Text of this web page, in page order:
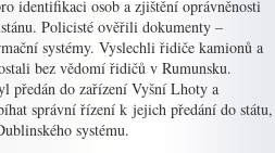
identifikaci osob a zjištění oprávněnosti
Policisté ověřili dokumenty –
systémy. Vyslechli řidiče kamionů a
bez vědomí řidičů v Rumunsku.
předán do zařízení Vyšní Lhoty a
správní řízení k jejich předání do státu,
systému.